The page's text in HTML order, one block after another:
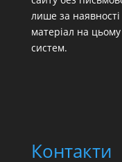
лише за
матеріал на
систем.
Контакти